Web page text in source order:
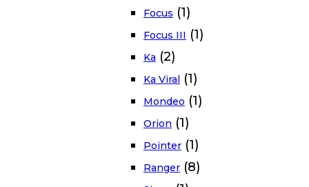
Focus (1)
Focus III (1)
Ka (2)
Ka Viral (1)
Mondeo (1)
Orion (1)
Pointer (1)
Ranger (8)